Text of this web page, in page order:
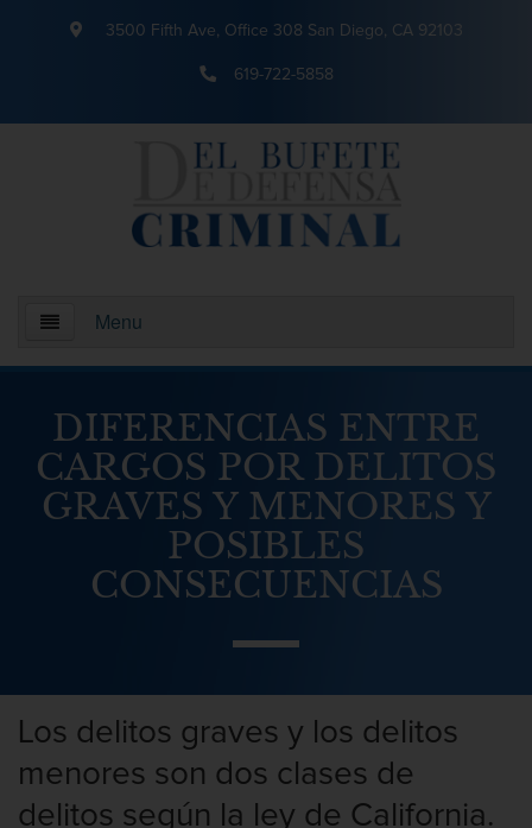
3500 Fifth Ave, Office 308 San Diego, CA 92103
619-722-5858
Menu
¿Quienes somos?
Areas De Practica
Abuso Infantil
Agresión
Agresión contra un agente del orden
público
DIFERENCIAS ENTRE
CARGOS POR DELITOS
GRAVES Y MENORES Y
POSIBLES
CONSECUENCIAS
Los delitos graves y los delitos
menores son dos clases de
delitos según la ley de California.